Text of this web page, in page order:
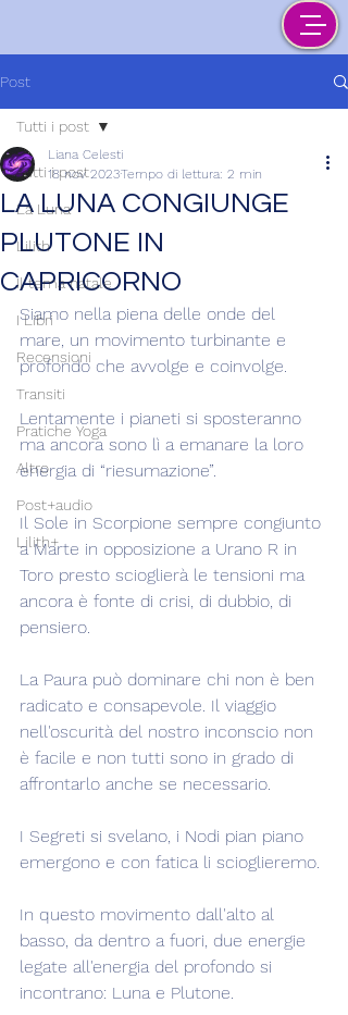
Post
Tutti i post
La Luna
Lilith
Il tema natale
I Libri
Recensioni
Transiti
Pratiche Yoga
Altro
Post+audio
Lilith+
Tutti i post
LA LUNA CONGIUNGE
PLUTONE IN
CAPRICORNO
Liana Celesti
18 nov 2023Tempo di lettura: 2 min
Siamo nella piena delle onde del
mare, un movimento turbinante e
profondo che avvolge e coinvolge.
Lentamente i pianeti si sposteranno
ma ancora sono lì a emanare la loro
energia di “riesumazione”.
Il Sole in Scorpione sempre congiunto
a Marte in opposizione a Urano R in
Toro presto scioglierà le tensioni ma
ancora è fonte di crisi, di dubbio, di
pensiero.
La Paura può dominare chi non è ben
radicato e consapevole. Il viaggio
nell'oscurità del nostro inconscio non
è facile e non tutti sono in grado di
affrontarlo anche se necessario.
I Segreti si svelano, i Nodi pian piano
emergono e con fatica li scioglieremo.
In questo movimento dall'alto al
basso, da dentro a fuori, due energie
legate all'energia del profondo si
incontrano: Luna e Plutone.